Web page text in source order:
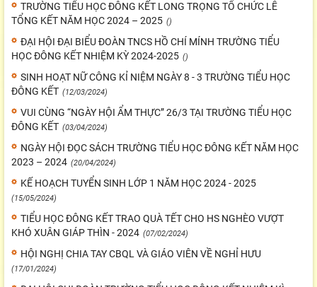
TRƯỜNG TIỂU HỌC ĐÔNG KẾT LONG TRỌNG TỔ CHỨC LỄ
TỔNG KẾT NĂM HỌC 2024 – 2025 ()
ĐẠI HỘI ĐẠI BIỂU ĐOÀN TNCS HỒ CHÍ MÍNH TRƯỜNG TIỂU
HỌC ĐÔNG KẾT NHIỆM KỲ 2024-2025 ()
SINH HOẠT NỮ CÔNG KỈ NIỆM NGÀY 8 - 3 TRƯỜNG TIỂU HỌC
ĐÔNG KẾT (12/03/2024)
VUI CÙNG “NGÀY HỘI ẨM THỰC” 26/3 TẠI TRƯỜNG TIỂU HỌC
ĐÔNG KẾT (03/04/2024)
NGÀY HỘI ĐỌC SÁCH TRƯỜNG TIỂU HỌC ĐÔNG KẾT NĂM HỌC
2023 – 2024 (20/04/2024)
KẾ HOẠCH TUYỂN SINH LỚP 1 NĂM HỌC 2024 - 2025
(15/05/2024)
TIỂU HỌC ĐÔNG KẾT TRAO QUÀ TẾT CHO HS NGHÈO VƯỢT
KHÓ XUÂN GIÁP THÌN - 2024 (07/02/2024)
HỘI NGHỊ CHIA TAY CBQL VÀ GIÁO VIÊN VỀ NGHỈ HƯU
(17/01/2024)